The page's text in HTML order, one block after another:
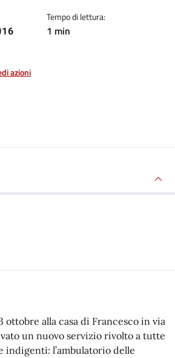
Tempo di lettura:
1 min
azioni
ottobre alla casa di Francesco in via
un nuovo servizio rivolto a tutte
indigenti: l’ambulatorio delle